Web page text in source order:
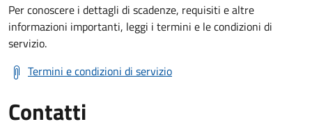
Per conoscere i dettagli di scadenze, requisiti e altre
informazioni importanti, leggi i termini e le condizioni di
servizio.
Termini e condizioni di servizio
Contatti